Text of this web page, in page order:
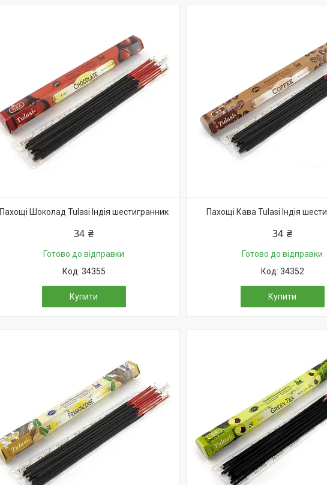
Пахощі Шоколад Tulasi Індія шестигранник
34 ₴
Готово до відправки
34355
Купити
Пахощі Кава Tulasi Індія
34 ₴
Готово до відправки
34352
Купити